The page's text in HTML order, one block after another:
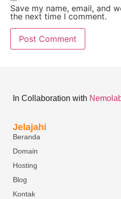
Save my name, email, and
the next time I comment.
In Collaboration with
Jelajahi
Beranda
Domain
Hosting
Blog
Kontak